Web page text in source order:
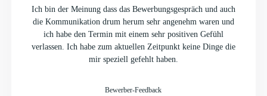
Ich bin der Meinung dass das Bewerbungsgespräch und auch
die Kommunikation drum herum sehr angenehm waren und
ich habe den Termin mit einem sehr positiven Gefühl
verlassen. Ich habe zum aktuellen Zeitpunkt keine Dinge die
mir speziell gefehlt haben.
Bewerber-Feedback